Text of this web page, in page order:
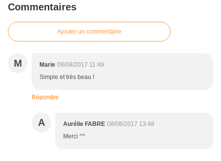
Commentaires
Ajouter un commentaire
M Marie 08/08/2017 11:49
Simple et très beau !
Répondre
A Aurélie FABRE 08/08/2017 13:48
Merci ^^